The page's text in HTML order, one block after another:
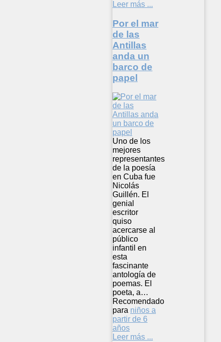
Leer más ...
Por el mar
de las
Antillas
anda un
barco de
papel
Uno de los
mejores
representantes
de la poesía
en Cuba fue
Nicolás
Guillén. El
genial
escritor
quiso
acercarse al
público
infantil en
esta
fascinante
antología de
poemas. El
poeta, a…
Recomendado
para niños a
partir de 6
años
Leer más ...